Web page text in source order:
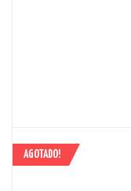
AGOTADO!